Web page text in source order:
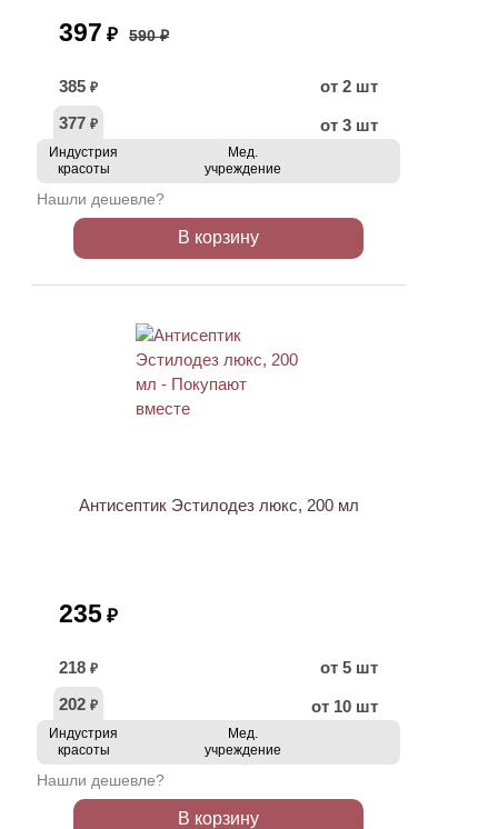
397 ₽ 590 ₽
385 ₽
от 2 шт
377 ₽ от 3 шт
Индустрия
красоты
Мед.
учреждение
Нашли дешевле?
В корзину
Антисептик Эстилодез люкс, 200 мл
235 ₽
218 ₽
от 5 шт
202 ₽ от 10 шт
Индустрия
красоты
Мед.
учреждение
Нашли дешевле?
В корзину